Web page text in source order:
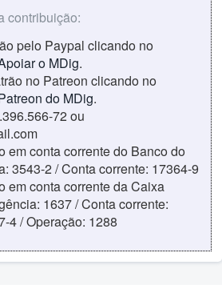
contribuição:
pelo Paypal clicando no
o MDig.
no Patreon clicando no
do MDig.
72 ou
em conta corrente do Banco do
3543-2 / Conta corrente: 17364-9
em conta corrente da Caixa
1637 / Conta corrente:
4 / Operação: 1288